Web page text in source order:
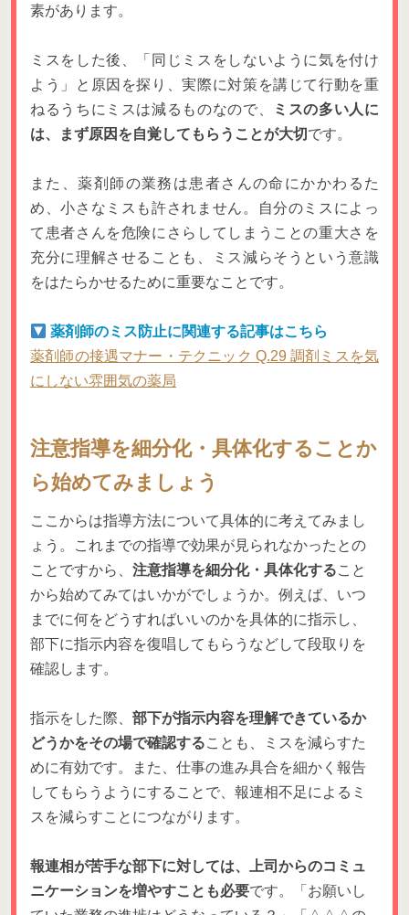
素があります。
ミスをした後、「同じミスをしないように気を付け
よう」と原因を探り、実際に対策を講じて行動を重
ねるうちにミスは減るものなので、
ミスの多い人に
は、まず原因を自覚してもらうことが大切 です。
また、薬剤師の業務は患者さんの命にかかわるた
め、小さなミスも許されません。自分のミスによっ
て患者さんを危険にさらしてしまうことの重大さを
充分に理解させることも、ミス減らそうという意識
をはたらかせるために重要なことです。
薬剤師のミス防止に関連する記事はこちら
薬剤師の接遇マナー・テクニック Q.29 調剤ミスを気
にしない雰囲気の薬局
注意指導を細分化・具体化することか
ら始めてみましょう
ここからは指導方法について具体的に考えてみまし
ょう。これまでの指導で効果が見られなかったとの
ことですから、 注意指導を細分化・具体化すること
から始めてみてはいかがでしょうか。例えば、いつ
までに何をどうすればいいのかを具体的に指示し、
部下に指示内容を復唱してもらうなどして段取りを
確認します。
指示をした際、 部下が指示内容を理解できているか
どうかをその場で確認することも、ミスを減らすた
めに有効です。また、仕事の進み具合を細かく報告
してもらうようにすることで、報連相不足によるミ
スを減らすことにつながります。
報連相が苦手な部下に対しては、上司からのコミュ
ニケーションを増やすことも必要です。「お願いし